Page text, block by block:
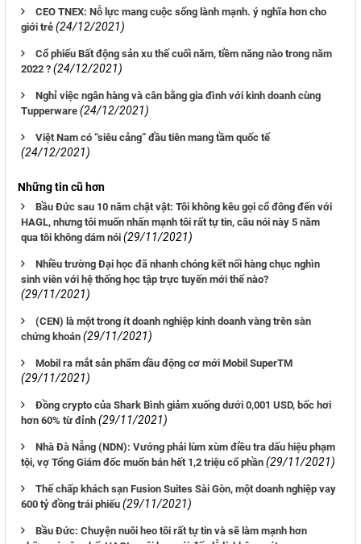
CEO TNEX: Nỗ lực mang cuộc sống lành mạnh. ý nghĩa hơn cho
giới trẻ (24/12/2021)
Cổ phiếu Bất động sản xu thế cuối năm, tiềm năng nào trong năm
2022 ? (24/12/2021)
Nghỉ việc ngân hàng và cân bằng gia đình với kinh doanh cùng
Tupperware (24/12/2021)
Việt Nam có “siêu cảng” đầu tiên mang tầm quốc tế
(24/12/2021)
Những tin cũ hơn
Bầu Đức sau 10 năm chật vật: Tôi không kêu gọi cổ đông đến với
HAGL, nhưng tôi muốn nhấn mạnh tôi rất tự tin, câu nói này 5 năm
qua tôi không dám nói (29/11/2021)
Nhiều trường Đại học đã nhanh chóng kết nối hàng chục nghìn
sinh viên với hệ thống học tập trực tuyến mới thế nào?
(29/11/2021)
(CEN) là một trong ít doanh nghiệp kinh doanh vàng trên sàn
chứng khoán (29/11/2021)
Mobil ra mắt sản phẩm dầu động cơ mới Mobil SuperTM
(29/11/2021)
Đồng crypto của Shark Bình giảm xuống dưới 0,001 USD, bốc hơi
hơn 60% từ đỉnh (29/11/2021)
Nhà Đà Nẵng (NDN): Vướng phải lùm xùm điều tra dấu hiệu phạm
tội, vợ Tổng Giám đốc muốn bán hết 1,2 triệu cổ phần (29/11/2021)
Thế chấp khách sạn Fusion Suites Sài Gòn, một doanh nghiệp vay
600 tỷ đồng trái phiếu (29/11/2021)
Bầu Đức: Chuyện nuôi heo tôi rất tự tin và sẽ làm mạnh hơn